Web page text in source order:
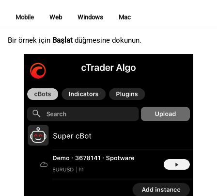
Mobile Web Windows Mac
Bir örnek için Başlat düğmesine dokunun.